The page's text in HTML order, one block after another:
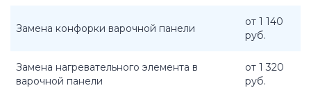
Замена конфорки варочной панели
от 1 140
руб.
Замена нагревательного элемента в
варочной панели
от 1 320
руб.